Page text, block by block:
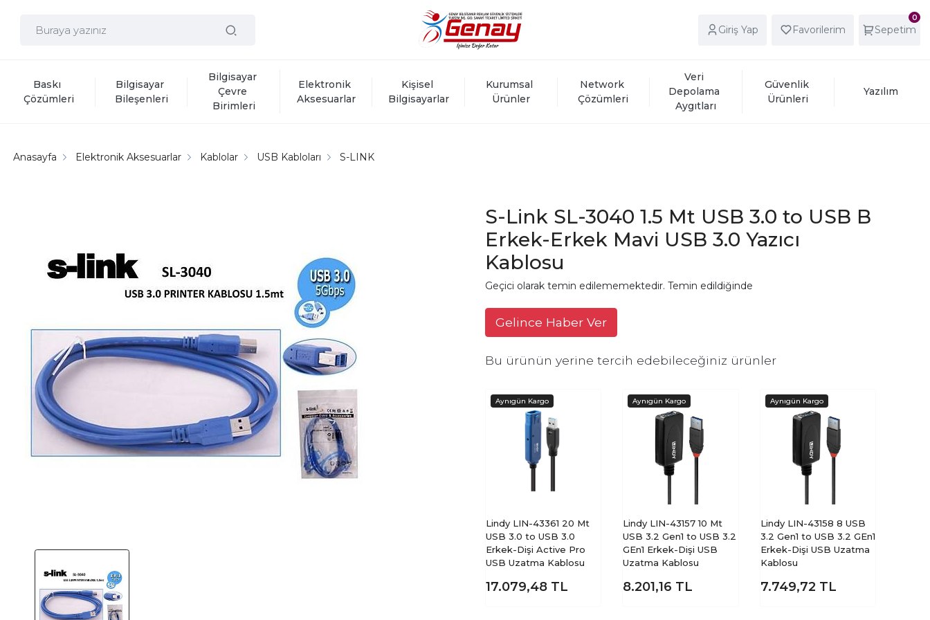
Giriş Yap Favorilerim
0
Sepetim
Baskı
Çözümleri
Bilgisayar
Bileşenleri
Bilgisayar
Çevre
Birimleri
Elektronik
Aksesuarlar
Kişisel
Bilgisayarlar
Kurumsal
Ürünler
Network
Çözümleri
Veri
Depolama
Aygıtları
Güvenlik
Ürünleri
Yazılım
Anasayfa Elektronik Aksesuarlar Kablolar USB Kabloları S-LINK
S-Link SL-3040 1.5 Mt USB 3.0 to USB B
Erkek-Erkek Mavi USB 3.0 Yazıcı
Kablosu
Geçici olarak temin edilememektedir. Temin edildiğinde
Gelince Haber Ver
Bu ürünün yerine tercih edebileceğiniz ürünler
Lindy LIN-43361 20 Mt
USB 3.0 to USB 3.0
Erkek-Dişi Active Pro
USB Uzatma Kablosu
17.079,48 TL
Lindy LIN-43157 10 Mt
USB 3.2 Gen1 to USB 3.2
GEn1 Erkek-Dişi USB
Uzatma Kablosu
8.201,16 TL
Lindy LIN-43158 8 USB
3.2 Gen1 to USB 3.2 GEn1
Erkek-Dişi USB Uzatma
Kablosu
7.749,72 TL